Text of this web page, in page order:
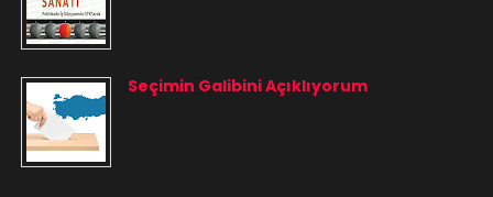
Seçimin Galibini Açıklıyorum